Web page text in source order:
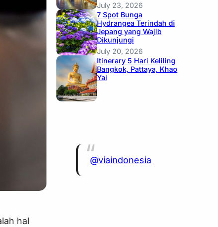
hal
July 23, 2026
7 Spot Bunga
Hydrangea Terindah di
Jepang yang Wajib
Dikunjungi
July 20, 2026
Itinerary 5 Hari Keliling
Bangkok, Pattaya, Khao
Yai
@viaindonesia